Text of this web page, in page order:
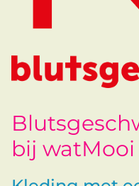
bij watMooi